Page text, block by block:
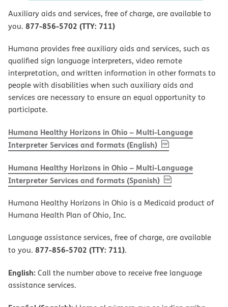
Auxiliary aids and services, free of charge, are available to
you. 877-856-5702 (TTY: 711)
Humana provides free auxiliary aids and services, such as
qualified sign language interpreters, video remote
interpretation, and written information in other formats to
people with disabilities when such auxiliary aids and
services are necessary to ensure an equal opportunity to
participate.
Humana Healthy Horizons in Ohio – Multi-Language
Interpreter Services and formats (English), PDF(opens in new
Humana Healthy Horizons in Ohio – Multi-Language
Interpreter Services and formats (Spanish), PDF(opens in new
Humana Healthy Horizons in Ohio is a Medicaid product of
Humana Health Plan of Ohio, Inc.
Language assistance services, free of charge, are available
to you. 877-856-5702 (TTY: 711).
English: Call the number above to receive free language
assistance services.